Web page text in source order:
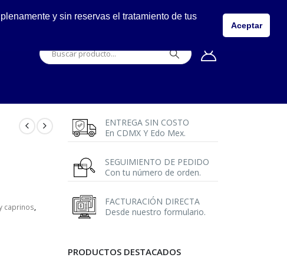
5557149400
caprinos,
ENTREGA SIN COSTO
En CDMX Y Edo Mex.
SEGUIMIENTO DE PEDIDO
Con tu número de orden.
FACTURACIÓN DIRECTA
Desde nuestro formulario.
PRODUCTOS DESTACADOS
y sin reservas el tratamiento de tus
Aceptar